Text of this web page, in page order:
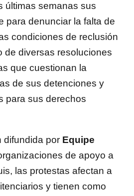
últimas semanas sus
para denunciar la falta de
condiciones de reclusión
de diversas resoluciones
que cuestionan la
de sus detenciones y
para sus derechos
difundida por Equipe
de apoyo a
las protestas afectan a
y tienen como